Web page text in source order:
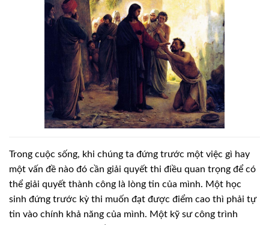
Trong cuộc sống, khi chúng ta đứng trước một việc gì hay
một vấn đề nào đó cần giải quyết thi điều quan trọng để có
thể giải quyết thành công là lòng tin của mình. Một học
sinh đứng trước kỳ thi muốn đạt được điểm cao thì phải tự
tin vào chính khả năng của mình. Một kỹ sư công trình